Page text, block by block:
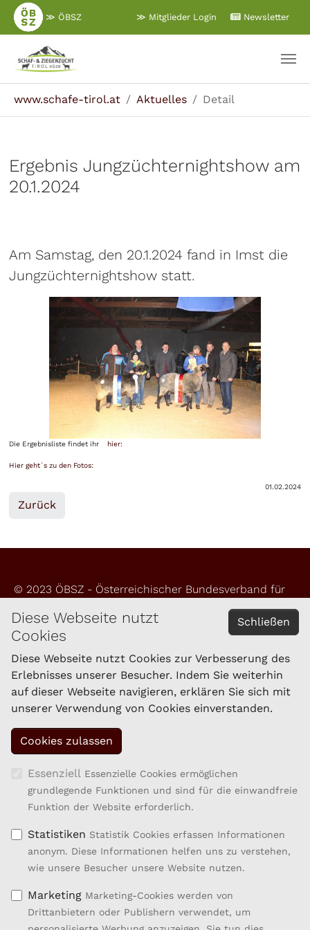
Schließen
Diese Webseite nutzt
Cookies
Diese Webseite nutzt Cookies zur Verbesserung des
Erlebnisses unserer Besucher. Indem Sie weiterhin
auf dieser Webseite navigieren, erklären Sie sich mit
unserer Verwendung von Cookies einverstanden.
Essenziell Essenzielle Cookies ermöglichen
grundlegende Funktionen und sind für die einwandfreie
Funktion der Website erforderlich.
Statistiken Statistik Cookies erfassen Informationen
anonym. Diese Informationen helfen uns zu verstehen,
wie unsere Besucher unsere Website nutzen.
Marketing Marketing-Cookies werden von
Drittanbietern oder Publishern verwendet, um
Zum
Hauptinhalt
≫ ÖBSZ Newsletter
≫ Mitglieder Login
www.schafe-tirol.at Aktuelles Detail
Ergebnis Jungzüchternightshow am
20.1.2024
Am Samstag, den 20.1.2024 fand in Imst die
Jungzüchternightshow statt.
Die Ergebnisliste findet ihr hier:
Hier geht`s zu den Fotos:
01.02.2024
Zurück
© 2023 ÖBSZ - Österreichischer Bundesverband für
Impressum
KONTAKT
Schaf- und Ziegenzucht Tirol eGen
Brixner Straße 1
6020 Innsbruck
Tel.: 059/292-1861
Fax: 059/292-1869
kompetenzzentrum.sz@lk-tirol.at